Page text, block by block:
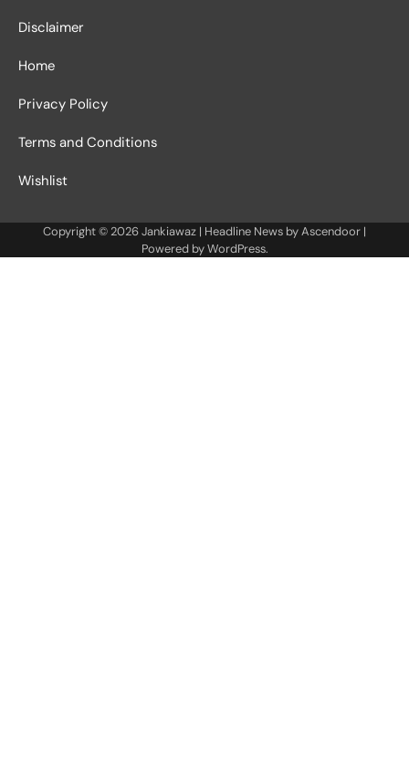
Disclaimer
Home
Privacy Policy
Terms and Conditions
Wishlist
Copyright © 2026Jankiawaz | Headline News byAscendoor |
Powered byWordPress.